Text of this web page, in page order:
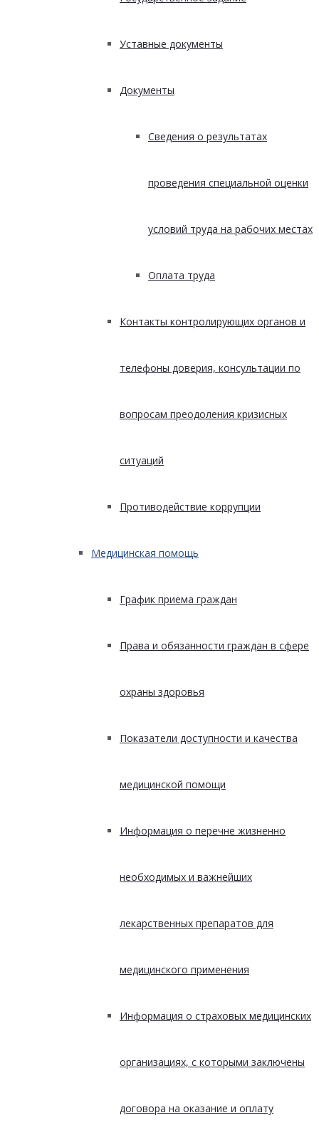
Уставные документы
Документы
Сведения о результатах
проведения специальной оценки
условий труда на рабочих местах
Оплата труда
Контакты контролирующих органов и
телефоны доверия, консультации по
вопросам преодоления кризисных
ситуаций
Противодействие коррупции
Медицинская помощь
График приема граждан
Права и обязанности граждан в сфере
охраны здоровья
Показатели доступности и качества
медицинской помощи
Информация о перечне жизненно
необходимых и важнейших
лекарственных препаратов для
медицинского применения
Информация о страховых медицинских
организациях, с которыми заключены
договора на оказание и оплату